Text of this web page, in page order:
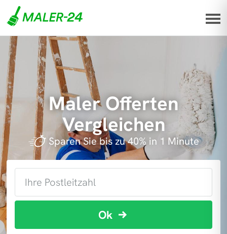
Maler Offerten
Vergleichen
Sparen Sie bis zu 40% in 1 Minute
Ok